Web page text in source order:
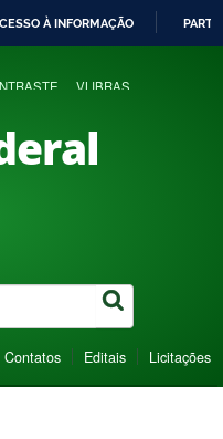
À INFORMAÇÃO
VLIBRAS
Contatos Editais Licitações